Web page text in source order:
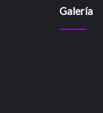
Galería